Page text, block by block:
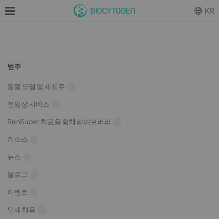
범주
동물 모델 및 세포주
전임상 서비스
RenSuper 치료용 항체 라이브러리
리소스
뉴스
블로그
이벤트
인재 채용
KR